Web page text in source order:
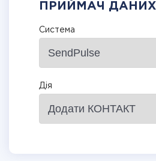
ПРИЙМАЧ ДАНИХ
Система
Дія